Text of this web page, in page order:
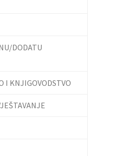
DODATU
I KNJIGOVODSTVO